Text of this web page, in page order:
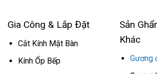
Gia Công & Lắp Đặt
Cắt Kính Mặt Bàn
Kính Ốp Bếp
Sản
Khác
Gương